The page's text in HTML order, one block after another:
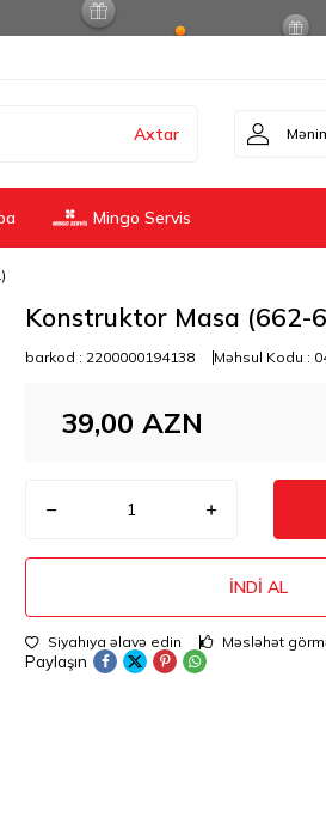
Axtar
Mingo Servis
Konstruktor Masa (662-
barkod : 2200000194138 Məhsul Kodu :
39,00 AZN
İNDI AL
Siyahıya əlavə edin Məsləhət
Paylaşın